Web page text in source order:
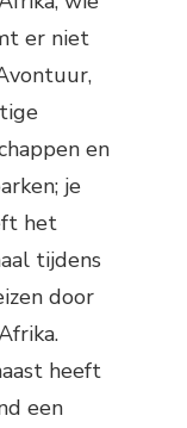
er niet
en
je
het
tijdens
door
heeft
een